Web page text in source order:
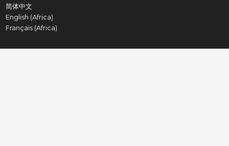
简体中文
English (Africa)
Français (Africa)